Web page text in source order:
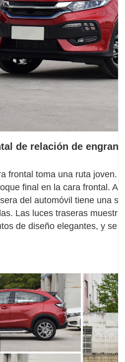
de relación de
frontal toma una ruta joven.
final en la cara frontal.
del automóvil tiene una
Las luces traseras
de diseño elegantes, y se